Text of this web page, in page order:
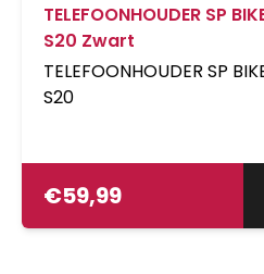
TELEFOONHOUDER SP
S20 Zwart
TELEFOONHOUDER SP
S20
€59,99